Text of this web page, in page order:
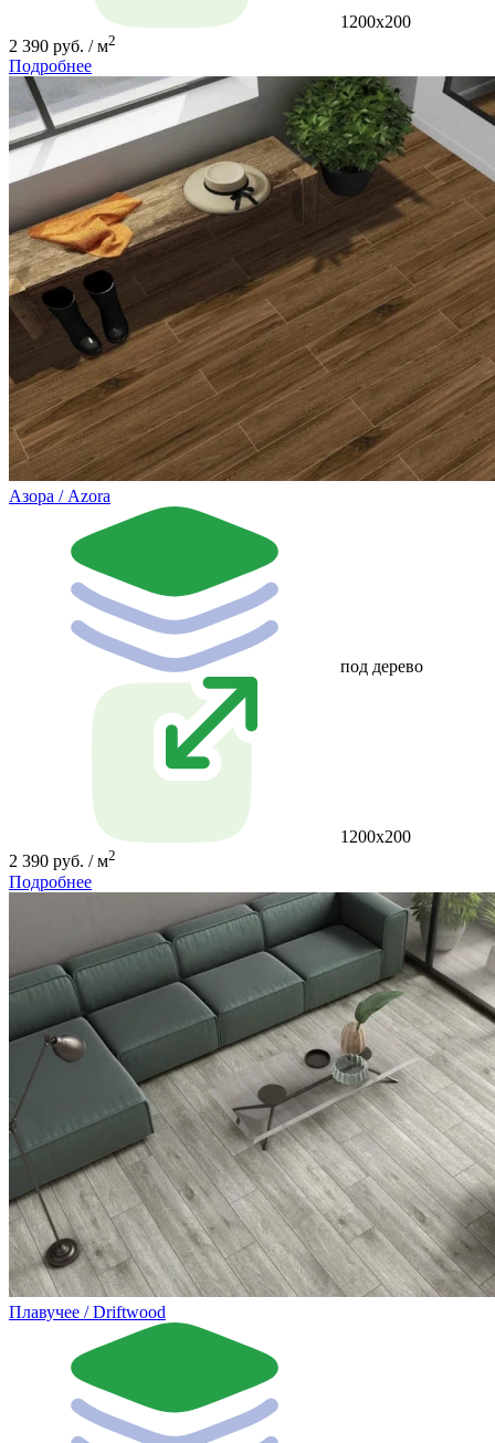
1200x200
2 390 руб. / м2
Подробнее
Азора / Azora
под дерево
1200x200
2 390 руб. / м2
Подробнее
Плавучее / Driftwood